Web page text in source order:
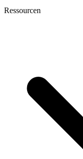
Ressourcen